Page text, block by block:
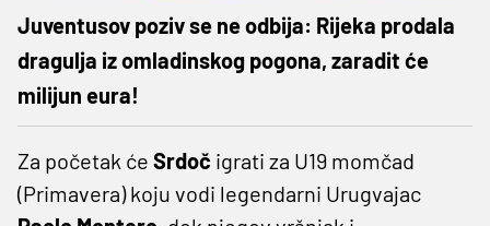
Juventusov poziv se ne odbija: Rijeka prodala
dragulja iz omladinskog pogona, zaradit će
milijun eura!
Za početak će Srdoč igrati za U19 momčad
(Primavera) koju vodi legendarni Urugvajac